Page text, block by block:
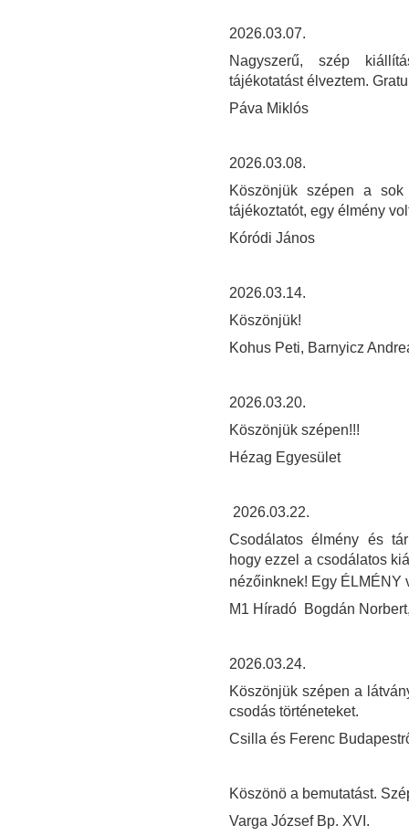
2026.03.07.
Nagyszerű, szép
tájékotatást élveztem.
Páva Miklós
2026.03.08.
Köszönjük szépen a
tájékoztatót, egy élmény
Kóródi János
2026.03.14.
Köszönjük!
Kohus Peti, Barnyicz
2026.03.20.
Köszönjük szépen!!!
Hézag Egyesület
2026.03.22.
Csodálatos élmény és
hogy ezzel a csodálatos
nézőinknek! Egy ÉLMÉNY
M1 Híradó Bogdán
2026.03.24.
Köszönjük szépen a
csodás történeteket.
Csilla és Ferenc
Köszönö a bemutatást.
Varga József Bp. XVI.